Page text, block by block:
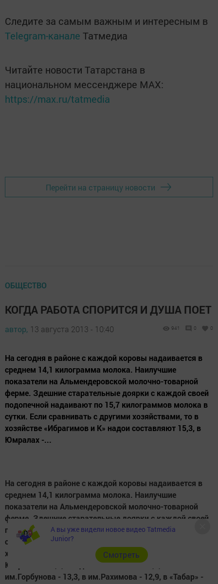
Следите за самым важным и интересным в
Telegram-канале Татмедиа
Читайте новости Татарстана в
национальном мессенджере MАХ:
https://max.ru/tatmedia
Перейти на страницу новости
ОБЩЕСТВО
КОГДА РАБОТА СПОРИТСЯ И ДУША ПОЕТ
автор, 13 августа 2013 - 10:40 941 0 0
На сегодня в районе с каждой коровы надаивается в
среднем 14,1 килограмма молока. Наилучшие
показатели на Альмендеровской молочно-товарной
ферме. Здешние старательные доярки с каждой своей
подопечной надаивают по 15,7 килограммов молока в
сутки. Если сравнивать с другими хозяйствами, то в
хозяйстве «Ибрагимов и К» надои составляют 15,3, в
Юмралах -...
На сегодня в районе с каждой коровы надаивается в
среднем 14,1 килограмма молока. Наилучшие
показатели на Альмендеровской молочно-товарной
ферме. Здешние старательные доярки с каждой своей
подопечной надаивают по 15,7 килограммов молока в
сутки. Если сравнивать с другими хозяйствами, то в
хозяйстве «Ибрагимов и К» надои составляют 15,3, в
Юмралах - 13,8, в отделении «Апас» - 13,6, в
им.Горбунова - 13,3, в им.Рахимова - 12,9, в «Табар» -
А вы уже видели новое видео Tatmedia
Junior?
Cмотреть